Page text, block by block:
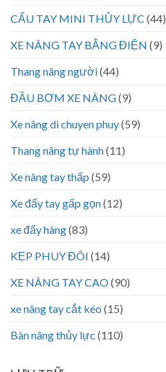
CẨU TAY MINI THỦY LỰC (44)
XE NÂNG TAY BẰNG ĐIỆN (9)
Thang nâng người(44)
ĐẦU BƠM XE NÂNG(9)
Xe nâng di chuyen phuy(59)
Thang nâng tự hành(11)
Xe nâng tay thấp (59)
Xe đẩy tay gấp gọn(12)
xe đẩy hàng(83)
KẸP PHUY ĐÔI (14)
XE NÂNG TAY CAO(90)
xe nâng tay cắt kéo (15)
Bàn nâng thủy lực (110)